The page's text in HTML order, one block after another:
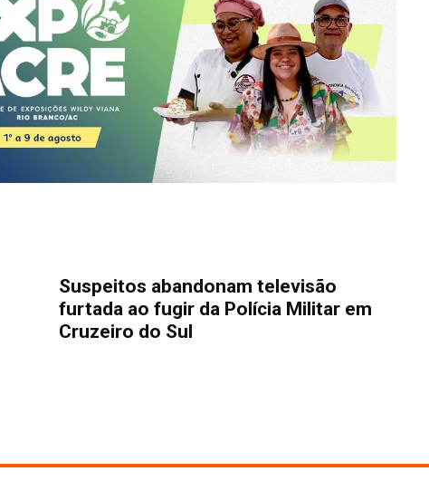
Suspeitos abandonam televisão
furtada ao fugir da Polícia Militar em
Cruzeiro do Sul